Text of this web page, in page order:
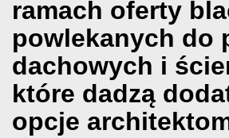
ramach oferty
powlekanych do
dachowych i
które dadzą
opcje